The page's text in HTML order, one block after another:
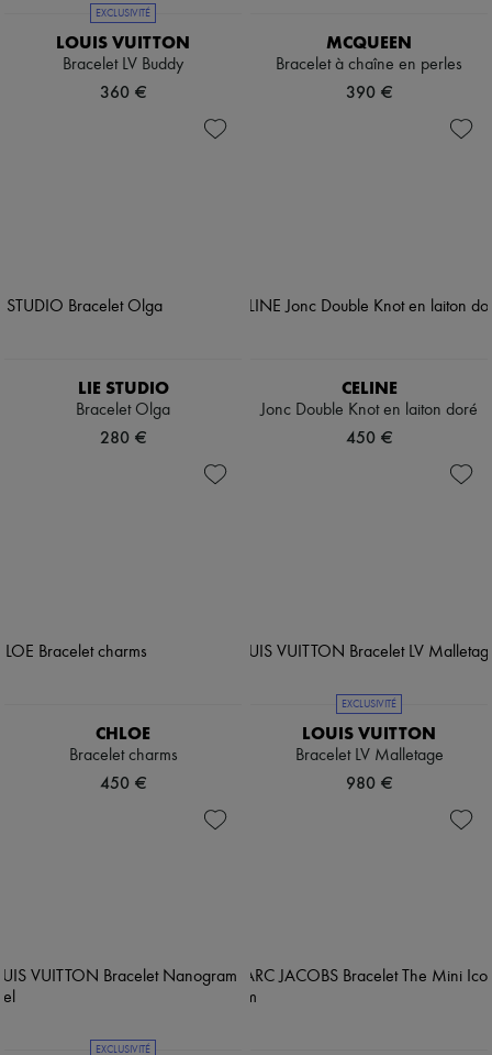
EXCLUSIVITÉ
LOUIS VUITTON
Bracelet LV Buddy
360 €
MCQUEEN
Bracelet à chaîne en perles
390 €
LIE STUDIO
Bracelet Olga
280 €
CELINE
Jonc Double Knot en laiton doré
450 €
CHLOE
Bracelet charms
450 €
EXCLUSIVITÉ
LOUIS VUITTON
Bracelet LV Malletage
980 €
EXCLUSIVITÉ